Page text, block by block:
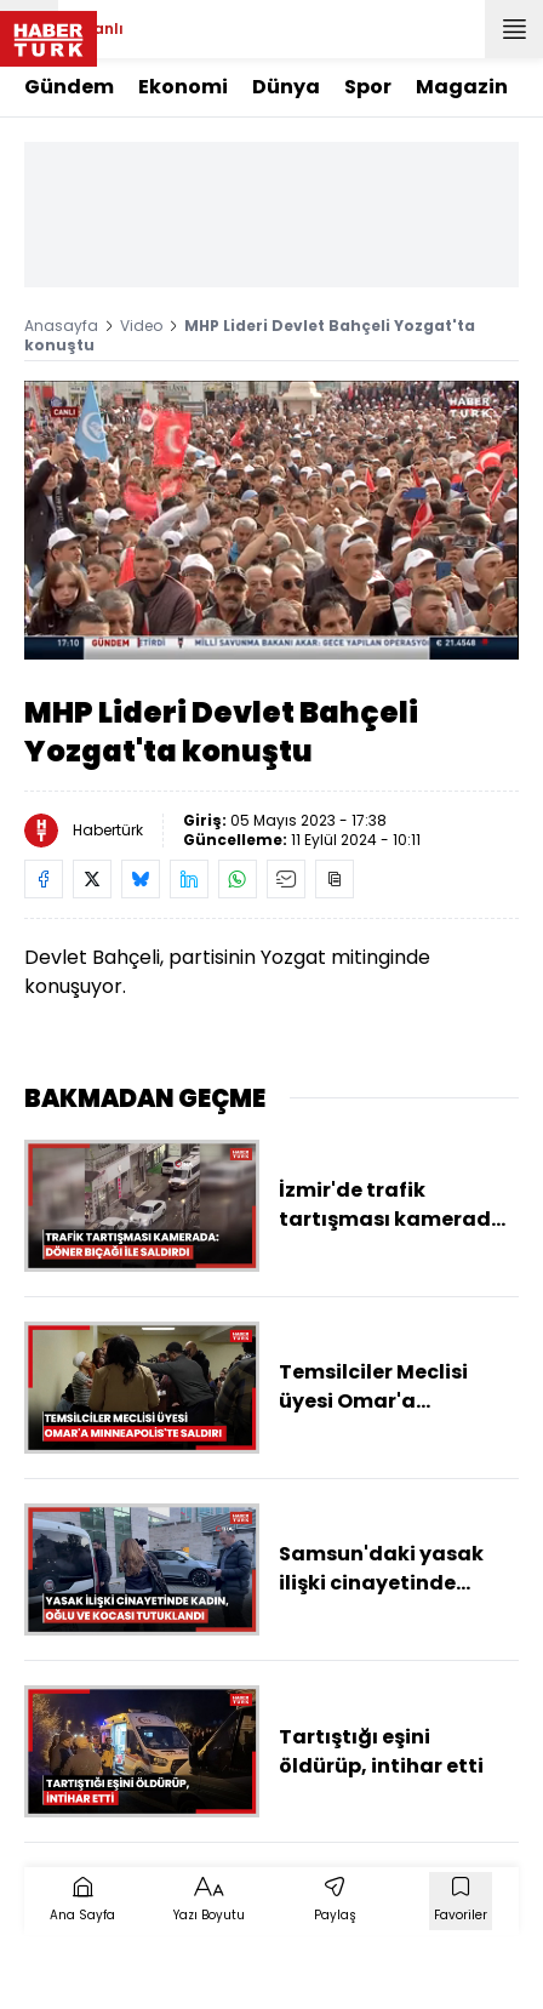
Canlı
Gündem Ekonomi Dünya Spor Magazin
Anasayfa Video
MHP Lideri Devlet Bahçeli Yozgat'ta
konuştu
Sesi
Aç
Yüklendi:
2.65%
Oynatma
Hızı
MHP Lideri Devlet Bahçeli
Yozgat'ta konuştu
Habertürk Giriş: 05 Mayıs 2023 - 17:38
Güncelleme: 11 Eylül 2024 - 10:11
Devlet Bahçeli, partisinin Yozgat mitinginde
konuşuyor.
BAKMADAN GEÇME
İzmir'de trafik
tartışması kamerada:
Temsilciler Meclisi
üyesi Omar'a
Samsun'daki yasak
ilişki cinayetinde
Tartıştığı eşini
öldürüp, intihar etti
Ana Sayfa Yazı Boyutu Paylaş Favoriler